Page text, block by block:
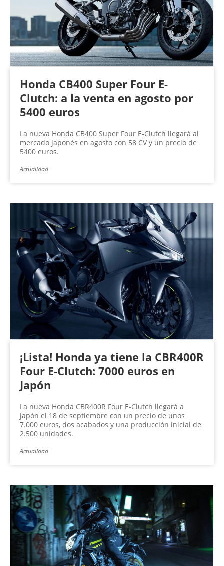
Honda CB400 Super Four E-
Clutch: a la venta en agosto por
5400 euros
La nueva Honda CB400 Super Four E-Clutch llegará al
mercado japonés en agosto con 58 CV y un precio de
5400 euros.
Actualidad
¡Lista! Honda ya tiene la CBR400R
Four E-Clutch: 7000 euros en
Japón
La nueva Honda CBR400R Four E-Clutch llegará a
Japón el 18 de septiembre con un precio de unos
7.000 euros, dos acabados y una producción inicial de
2.500 unidades.
Actualidad